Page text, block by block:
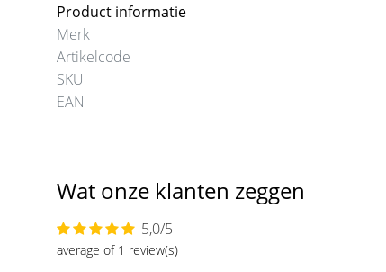
Product informatie
Merk
Artikelcode
SKU
EAN
Wat onze klanten zeggen
5,0/5
average of 1 review(s)